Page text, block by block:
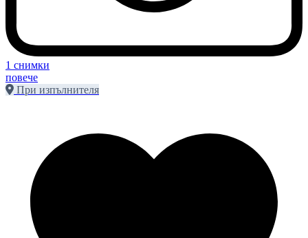
1 снимки
повече
При изпълнителя